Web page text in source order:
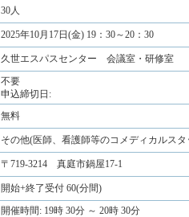
30人
2025年10月17日(金) 19：30～20：30
久世エスパスセンター 会議室・研修室
不要
申込締切日:
無料
その他(医師、看護師等のコメディカルスタ
〒719-3214 真庭市鍋屋17-1
開始+終了受付 60(分間)
開催時間: 19時 30分 ～ 20時 30分